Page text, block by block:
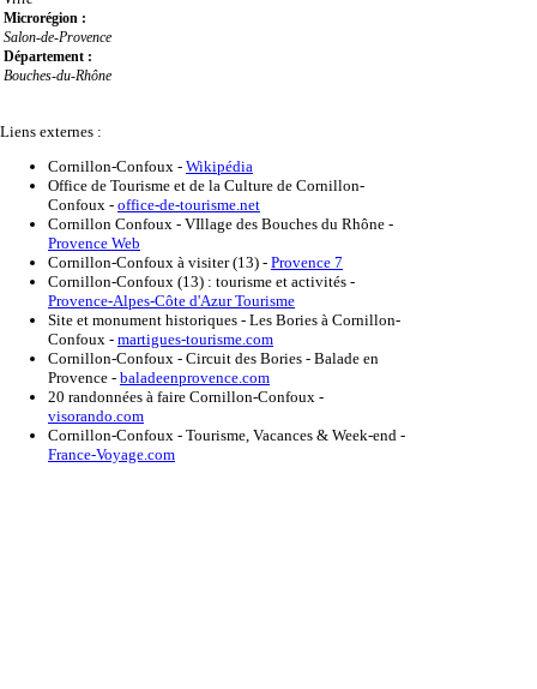
Microrégion :
Salon-de-Provence
Département :
Bouches-du-Rhône
Liens externes :
Cornillon-Confoux - Wikipédia
Office de Tourisme et de la Culture de Cornillon-
Confoux - office-de-tourisme.net
Cornillon Confoux - VIllage des Bouches du Rhône -
Provence Web
Cornillon-Confoux à visiter (13) - Provence 7
Cornillon-Confoux (13) : tourisme et activités -
Provence-Alpes-Côte d'Azur Tourisme
Site et monument historiques - Les Bories à Cornillon-
Confoux - martigues-tourisme.com
Cornillon-Confoux - Circuit des Bories - Balade en
Provence - baladeenprovence.com
20 randonnées à faire Cornillon-Confoux -
visorando.com
Cornillon-Confoux - Tourisme, Vacances & Week-end -
France-Voyage.com